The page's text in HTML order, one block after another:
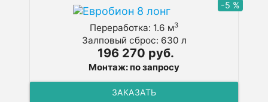
-5 %
Переработка: 1.6 м3
Залповый сброс: 630 л
196 270 руб.
Монтаж: по запросу
ЗАКАЗАТЬ